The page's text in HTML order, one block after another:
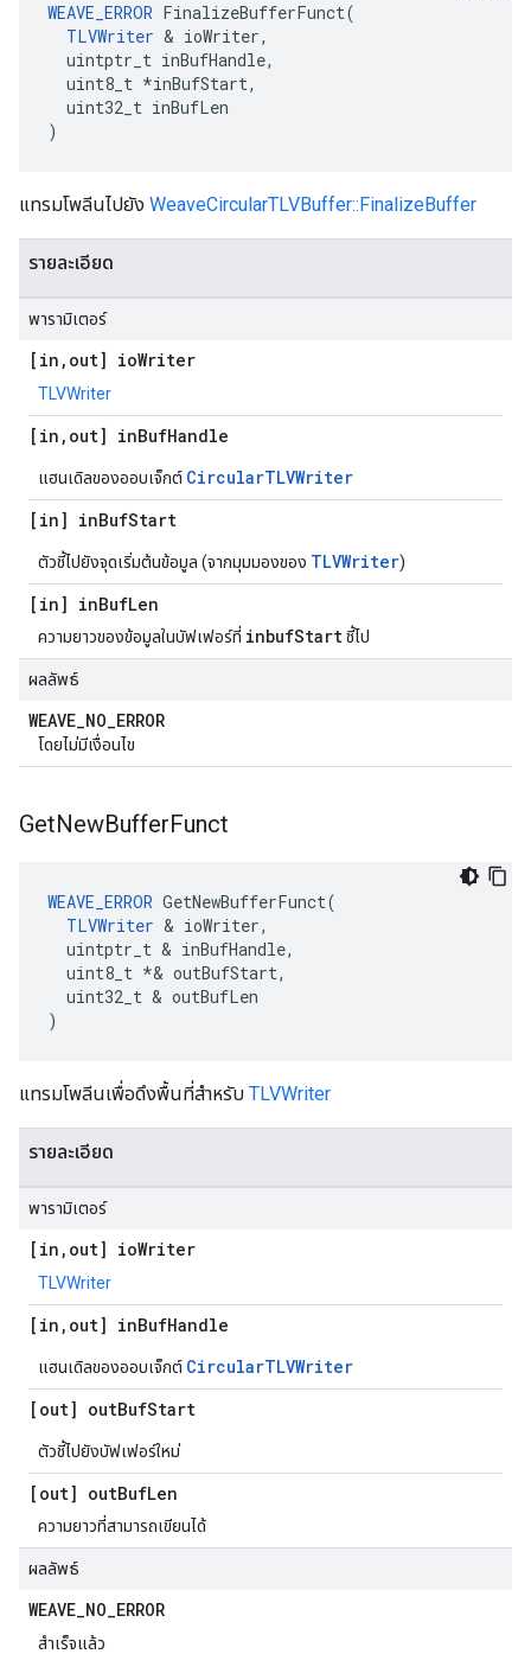
WEAVE_ERROR FinalizeBufferFunct(
TLVWriter & ioWriter,
  uintptr_t inBufHandle,
  uint8_t *inBufStart,
  uint32_t inBufLen
)
แทรมโพลีนไปยัง WeaveCircularTLVBuffer::FinalizeBuffer
รายละเอียด
พารามิเตอร์
[in , out] ioWriter
TLVWriter
[in , out] inBufHandle
แฮนเดิลของออบเจ็กต์ CircularTLVWriter
[in] inBufStart
ตัวชี้ไปยังจุดเริ่มต้นข้อมูล (จากมุมมองของ TLVWriter)
[in] inBufLen
ความยาวของข้อมูลในบัฟเฟอร์ที่ inbufStartชี้ไป
ผลลัพธ์
WEAVE_NO_ERROR
โดยไม่มีเงื่อนไข
GetNewBufferFunct
WEAVE_ERROR GetNewBufferFunct(
TLVWriter & ioWriter,
  uintptr_t & inBufHandle,
  uint8_t *& outBufStart,
  uint32_t & outBufLen
)
แทรมโพลีนเพื่อดึงพื้นที่สำหรับ TLVWriter
รายละเอียด
พารามิเตอร์
[in , out] ioWriter
TLVWriter
[in , out] inBufHandle
แฮนเดิลของออบเจ็กต์ CircularTLVWriter
[out] outBufStart
ตัวชี้ไปยังบัฟเฟอร์ใหม่
[out] outBufLen
ความยาวที่สามารถเขียนได้
ผลลัพธ์
WEAVE_NO_ERROR
สำเร็จแล้ว